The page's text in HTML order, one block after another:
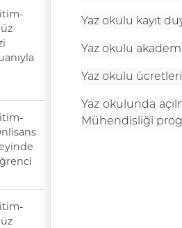
Yaz okulu kayıt
Yaz okulu
Yaz okulu
Yaz okulunda
Mühendisliği